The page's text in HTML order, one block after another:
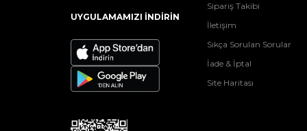
UYGULAMAMIZI İNDİRİN
Sipariş Takibi
İletişim
Sıkça Sorulan Sorular
İade & İptal
Site Haritası